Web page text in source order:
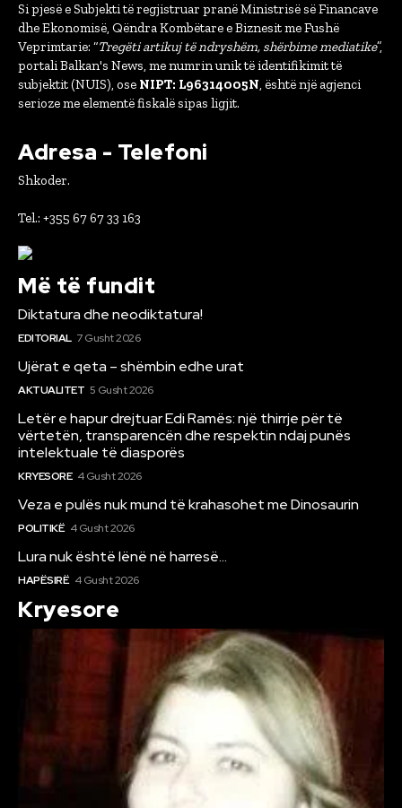
Si pjesë e Subjekti të regjistruar pranë Ministrisë së Financave
dhe Ekonomisë, Qëndra Kombëtare e Biznesit me Fushë
Veprimtarie: “Tregëti artikuj të ndryshëm, shërbime mediatike”,
portali Balkan's News, me numrin unik të identifikimit të
subjektit (NUIS), ose NIPT: L96314005N, është një agjenci
serioze me elementë fiskalë sipas ligjit.
Adresa - Telefoni
Shkoder.
Tel.: +355 67 67 33 163
Më të fundit
Diktatura dhe neodiktatura!
EDITORIAL 7 Gusht 2026
Ujërat e qeta – shëmbin edhe urat
AKTUALITET 5 Gusht 2026
Letër e hapur drejtuar Edi Ramës: një thirrje për të
vërtetën, transparencën dhe respektin ndaj punës
intelektuale të diasporës
KRYESORE 4 Gusht 2026
Veza e pulës nuk mund të krahasohet me Dinosaurin
POLITIKË 4 Gusht 2026
Lura nuk është lënë në harresë…
HAPËSIRË 4 Gusht 2026
Kryesore